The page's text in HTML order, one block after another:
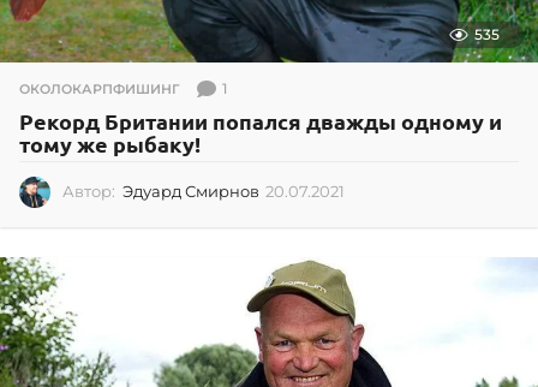
535
ОКОЛОКАРПФИШИНГ 1
Рекорд Британии попался дважды одному и
тому же рыбаку!
Автор: Эдуард Смирнов 20.07.2021
7
.
2
0
2